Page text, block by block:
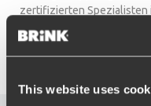
This website uses
zertifizierten Spezialisten
Kartean und vereinbaren
Montagepartner